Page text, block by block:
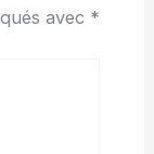
avec *